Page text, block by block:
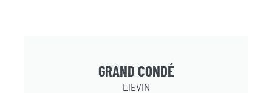
GRAND CONDÉ
LIEVIN